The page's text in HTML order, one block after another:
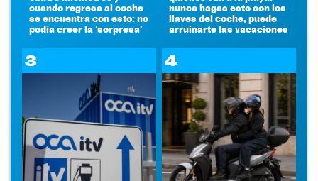
cuando regresa al coche
se encuentra con esto: no
podía creer la 'sorpresa'
nunca hagas esto con las
llaves del coche, puede
arruinarte las vacaciones
3 4